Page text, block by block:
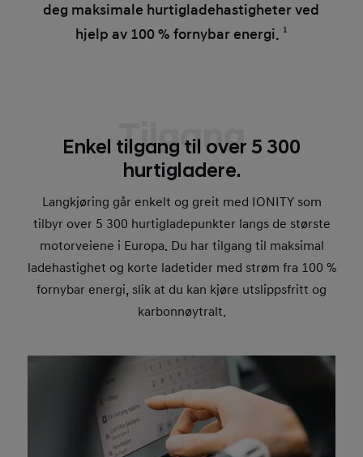
deg maksimale hurtigladehastigheter ved
hjelp av 100 % fornybar energi. 1
Tilgang
Enkel tilgang til over 5 300
hurtigladere.
Langkjøring går enkelt og greit med IONITY som
tilbyr over 5 300 hurtigladepunkter langs de største
motorveiene i Europa. Du har tilgang til maksimal
ladehastighet og korte ladetider med strøm fra 100 %
fornybar energi, slik at du kan kjøre utslippsfritt og
karbonnøytralt.